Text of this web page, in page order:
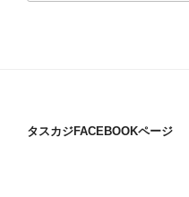
タスカジFACEBOOKページ